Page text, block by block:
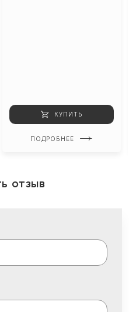
КУПИТЬ
ПОДРОБНЕЕ
отзыв